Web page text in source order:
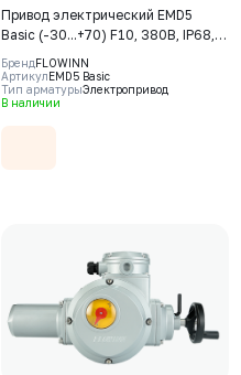
Привод электрический EMD5
Basic (-30...+70) F10, 380В, IP68,
S2-15min
БрендFLOWINN
АртикулEMD5 Basic
Тип арматурыЭлектропривод
В наличии